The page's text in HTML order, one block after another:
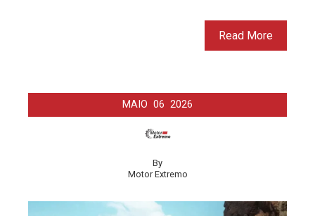
Read More
MAIO 06 2026
By
Motor Extremo